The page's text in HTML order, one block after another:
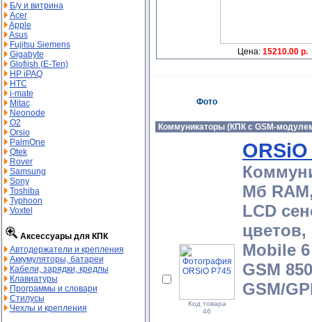
Б/у и витрина
Acer
Apple
Asus
Fujitsu Siemens
Gigabyte
Glofiish (E-Ten)
HP iPAQ
HTC
i-mate
Mitac
Neonode
O2
Orsio
PalmOne
Qtek
Rover
Samsung
Sony
Toshiba
Typhoon
Voxtel
Аксессуары для КПК
Автодержатели и крепления
Аккумуляторы, батареи
Кабели, зарядки, кредлы
Клавиатуры
Программы и словари
Стилусы
Чехлы и крепления
Цена: 15210.00 р.
Фото
Коммуникаторы (КПК с GSM-
Код товара
46
Мб
LCD
цветов,
Mobile
GSM
GSM/